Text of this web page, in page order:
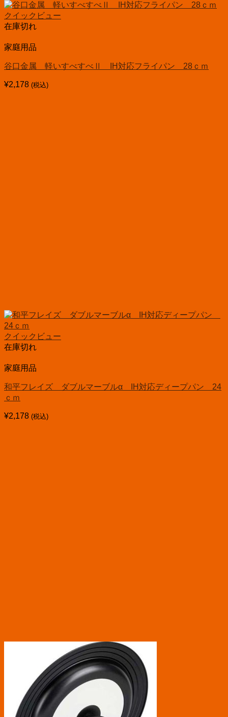
クイックビュー
在庫切れ
家庭用品
谷口金属 軽いすべすべⅡ IH対応フライパン 28ｃｍ
¥2,178 (税込)
クイックビュー
在庫切れ
家庭用品
和平フレイズ ダブルマーブルα IH対応ディープパン 24
ｃｍ
¥2,178 (税込)